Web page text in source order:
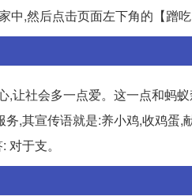
,然后点击页面左下角的【蹭吃
让社会多一点爱。这一点和蚂
,其宣传语就是:养小鸡,收鸡蛋,
于支。